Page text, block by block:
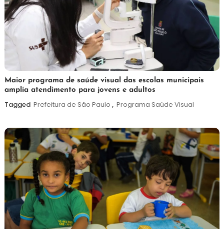
7
de
agosto
Maurilio
Maior programa de saúde visual das escolas municipais
amplia atendimento para jovens e adultos
Tagged Prefeitura de São Paulo , Programa Saúde Visual